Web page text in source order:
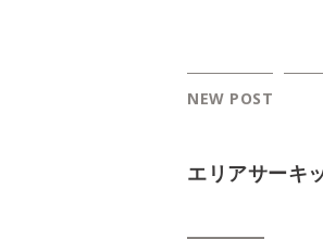
NEW POST
エリアサーキ